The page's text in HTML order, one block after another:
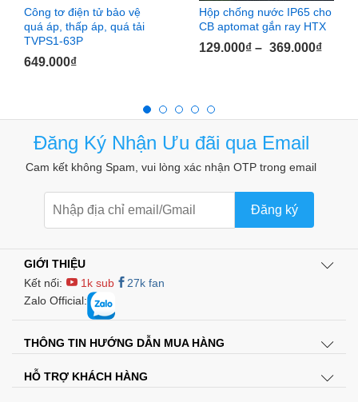
sẽ không cần phải lựa chọn và tìm đầu khẩu phù hợp nữa,
tất cả nằm trong một Bộ mở khẩu đa năng này. Với 54 thanh
thép siêu cứng tự điều chỉnh phù hợp với hàng ngàn loại ốc
vít lục giác, cánh vít bướm, móc…ở các kích thước khác
Đi kèm với trong bộ sản phẩm còn có đầu chuyển để sử
dụng đầu khẩu với mũi khoan, giúp triển khai công việc
nhanh chóng và hiệu quả hơn.
Công tơ điện tử bảo vệ
quá áp, thấp áp, quá tải
TVPS1-63P
649.000₫
Hộp chống nước IP65 cho
CB aptomat gắn ray HTX
129.000₫ – 369.000₫
Đăng Ký Nhận Ưu đãi qua Email
Cam kết không Spam, vui lòng xác nhận OTP trong email
Đăng ký
GIỚI THIỆU
Kết nối:
1k sub
27k fan
Zalo Official:
THÔNG TIN HƯỚNG DẪN MUA HÀNG
HỖ TRỢ KHÁCH HÀNG